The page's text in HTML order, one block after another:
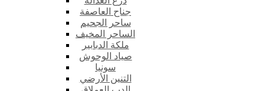
جناح العاصفة
ساحر الجحيم
الساحر المخيف
ملكة الدبابير
صياد الوحوش
سونيا
التنين الأرضي